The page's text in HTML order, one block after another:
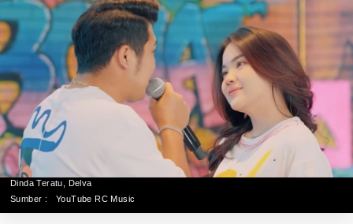
Dinda Teratu, Delva
Sumber :
YouTube RC Music